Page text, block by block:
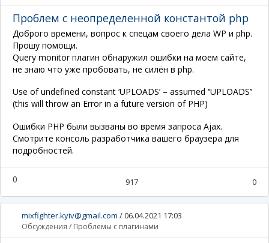
Проблем с неопределенной константой php
Доброго времени, вопрос к спецам своего дела WP и php.
Прошу помощи.
Query monitor плагин обнаружил ошибки на моем сайте,
не знаю что уже пробовать, не силён в php.
Use of undefined constant ‘UPLOADS’ – assumed ‘‘UPLOADS’’
(this will throw an Error in a future version of PHP)
Ошибки PHP были вызваны во время запроса Ajax.
Смотрите консоль разработчика вашего браузера для
подробностей.
0 917 0
mixfighter.kyiv@gmail.com /06.04.2021 17:03
Обсуждения / Проблемы с плагинами